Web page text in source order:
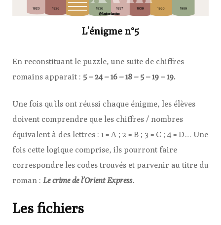
L’énigme n°5
En reconstituant le puzzle, une suite de chiffres
romains apparait : 5 – 24 – 16 – 18 – 5 – 19 – 19.
Une fois qu’ils ont réussi chaque énigme, les élèves
doivent comprendre que les chiffres / nombres
équivalent à des lettres : 1 = A ; 2 = B ; 3 = C ; 4 = D… Une
fois cette logique comprise, ils pourront faire
correspondre les codes trouvés et parvenir au titre du
roman : Le crime de l’Orient Express.
Les fichiers